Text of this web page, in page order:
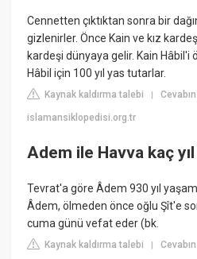
Cennetten çıktıktan sonra bir
gizlenirler. Önce Kain ve kız
kardeşi dünyaya gelir. Kain Hâbil'i
Hâbil için 100 yıl yas tutarlar.
Kaynak kaldırma talebi |
islamansiklopedisi.org.tr
Adem ile Havva kaç yıl
Tevrat'a göre Âdem 930 yıl
Âdem, ölmeden önce oğlu Şît'e
cuma günü vefat eder (bk.
Kaynak kaldırma talebi |